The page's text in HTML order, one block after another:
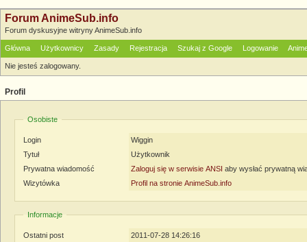
Forum AnimeSub.info
Forum dyskusyjne witryny AnimeSub.info
Główna Użytkownicy Zasady Rejestracja Szukaj z Google Logowanie
Nie jesteś zalogowany.
Profil
Osobiste
Login
Wiggin
Tytuł
Użytkownik
Prywatna wiadomość
Zaloguj się w serwisie ANSI aby wysłać prywatną
Wizytówka
Profil na stronie AnimeSub.info
Informacje
Ostatni post
2011-07-28 14:26:16